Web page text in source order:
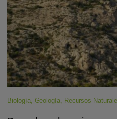
Biología Geología Recursos